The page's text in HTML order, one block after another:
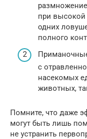
при высокой
одних
полного
с
насекомых
животных,
Помните, что даже
могут быть лишь
не устранить